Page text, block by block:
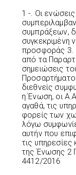
1 -. Οι
συμπράξεων,
συγκεκριμένη
προσφοράς 3.
από τα
σημειώσεις
διεθνείς
η Ένωση, οι
αγαθά, τις
φορείς των
λόγω
αυτήν που
τις υπηρεσίες
της Ένωσης 2
4412/2016